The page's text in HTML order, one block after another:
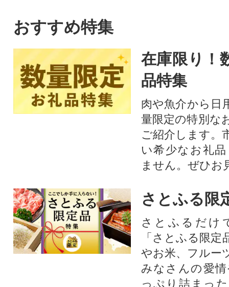
おすすめ特集
在庫限り！
品特集
肉や魚介から日
量限定の特別な
ご紹介します。
い希少なお礼
ません。ぜひお
さとふる限
さとふるだけ
「さとふる限
やお米、フルー
みなさんの愛
っぷり詰まっ